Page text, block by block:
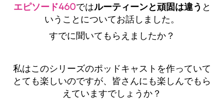
エピソード460ではルーティーンと頑固は違う と
いうことについてお話しました。
すでに聞いてもらえましたか？
私はこのシリーズのポッドキャストを作っていて
とても楽しいのですが、皆さんにも楽しんでもら
えていますでしょうか？